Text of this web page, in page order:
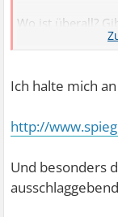
Wo ist überall?
Ich halte mich
http://
Und besonders